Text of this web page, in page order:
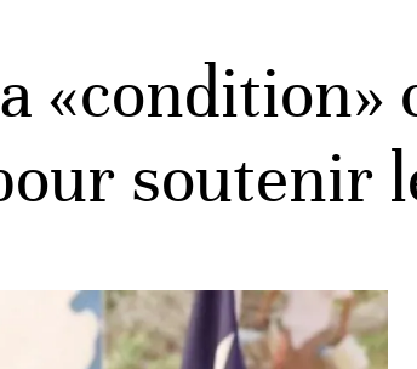
«condition»
soutenir